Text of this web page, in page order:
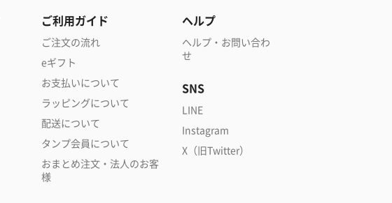
ご利用ガイド
ご注文の流れ
eギフト
お支払いについて
ラッピングについて
配送について
タンプ会員について
おまとめ注文・法人のお客
様
ヘルプ
ヘルプ・お問い合わ
せ
SNS
LINE
Instagram
X（旧Twitter）